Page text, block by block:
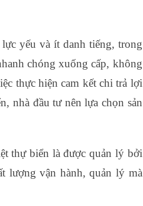
yếu và ít danh tiếng, trong
chóng xuống cấp, không
thực hiện cam kết chi trả lợi
nhà đầu tư nên lựa chọn sản
thự biển là được quản lý bởi
lượng vận hành, quản lý mà